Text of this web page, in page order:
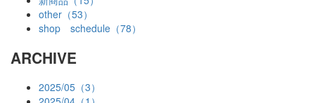
other（53）
shop schedule（78）
ARCHIVE
2025/05（3）